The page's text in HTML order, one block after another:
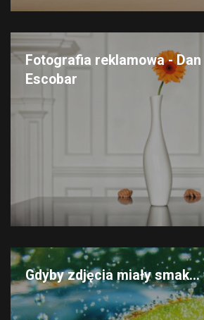
Fotografia reklamowa - Dan
Escobar
Gdyby zdjęcia miały smak...